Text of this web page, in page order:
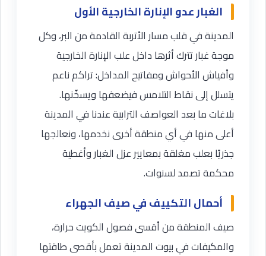
الغبار عدو الإنارة الخارجية الأول
المدينة في قلب مسار الأتربة القادمة من البر، وكل
موجة غبار تترك أثرها داخل علب الإنارة الخارجية
وأفياش الأحواش ومفاتيح المداخل: تراكم ناعم
يتسلل إلى نقاط التلامس فيضعفها ويسخّنها.
بلاغات ما بعد العواصف الترابية عندنا في المدينة
أعلى منها في أي منطقة أخرى نخدمها، ونعالجها
جذريًا بعلب مغلقة بمعايير عزل الغبار وأغطية
محكمة تصمد لسنوات.
أحمال التكييف في صيف الجهراء
صيف المنطقة من أقسى فصول الكويت حرارة،
والمكيفات في بيوت المدينة تعمل بأقصى طاقتها